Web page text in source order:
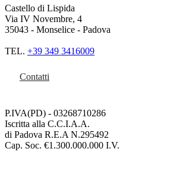
Castello di Lispida
Via IV Novembre, 4
35043 - Monselice - Padova
TEL. +39 349 3416009
Contatti
P.IVA(PD) - 03268710286
Iscritta alla C.C.I.A.A.
di Padova R.E.A N.295492
Cap. Soc. €1.300.000.000 I.V.